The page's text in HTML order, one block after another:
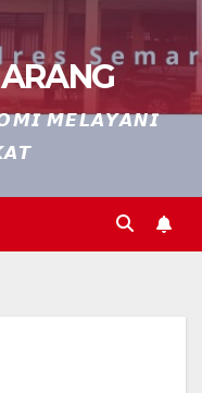
𝙈𝙀𝙇𝘼𝙔𝘼𝙉𝙄